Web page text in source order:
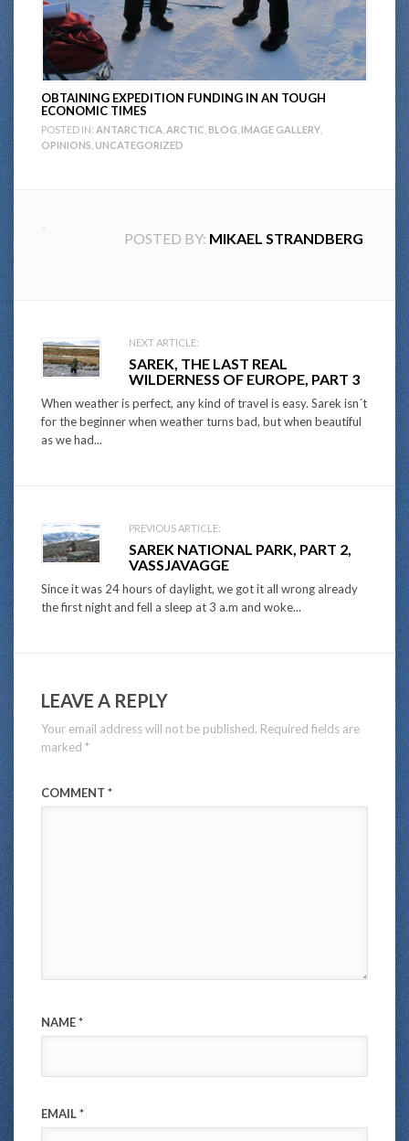
OBTAINING EXPEDITION FUNDING IN AN TOUGH
ECONOMIC TIMES
POSTED IN: ANTARCTICA ARCTIC BLOG IMAGE GALLERY
OPINIONS UNCATEGORIZED
POSTED BY: MIKAEL STRANDBERG
Post
navigation
NEXT ARTICLE:
SAREK, THE LAST REAL
WILDERNESS OF EUROPE, PART 3
When weather is perfect, any kind of travel is easy. Sarek isn´t
for the beginner when weather turns bad, but when beautiful
as we had...
PREVIOUS ARTICLE:
SAREK NATIONAL PARK, PART 2,
VASSJAVAGGE
Since it was 24 hours of daylight, we got it all wrong already
the first night and fell a sleep at 3 a.m and woke...
LEAVE A REPLY
Your email address will not be published. Required fields are
marked *
COMMENT *
NAME*
EMAIL*